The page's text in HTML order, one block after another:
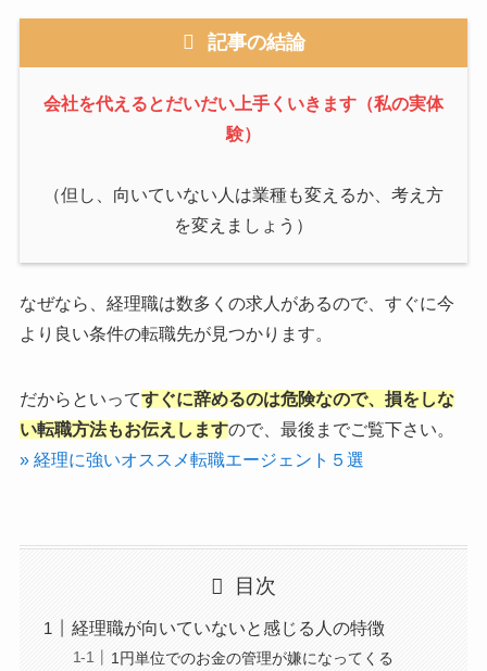
記事の結論
会社を代えるとだいだい上手くいきます（私の実体
験）
（但し、向いていない人は業種も変えるか、考え方
を変えましょう）
なぜなら、経理職は数多くの求人があるので、すぐに今
より良い条件の転職先が見つかります。
だからといってすぐに辞めるのは危険なので、損をしな
い転職方法もお伝えしますので、最後までご覧下さい。
» 経理に強いオススメ転職エージェント５選
目次
経理職が向いていないと感じる人の特徴
1円単位でのお金の管理が嫌になってくる